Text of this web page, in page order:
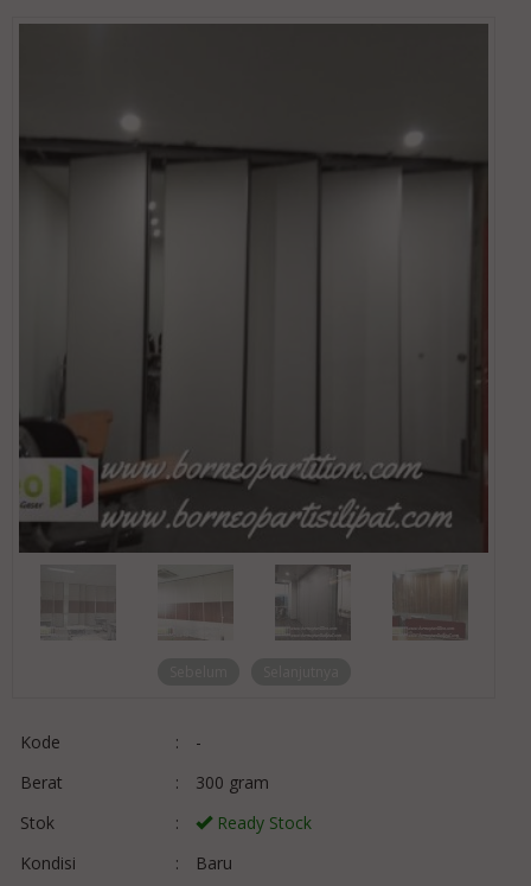
Kode :
-
Berat
:
300 gram
Stok
:
Ready Stock
Kondisi
:
Baru